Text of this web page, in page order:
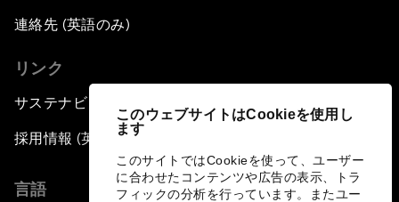
このウェブサイトはCookieを使用し
ます
このサイトではCookieを使って、ユーザー
に合わせたコンテンツや広告の表示、トラ
フィックの分析を行っています。またユー
連絡先 (英語のみ)
リンク
サステナビリティへの取り組み
採用情報 (英語のみ)
言語